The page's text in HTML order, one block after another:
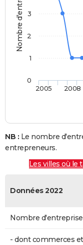
2005 2008
0
1
2
3
NB : Le nombre
entrepreneurs.
Les villes où le
Données 2022
Nombre
- dont commerces et